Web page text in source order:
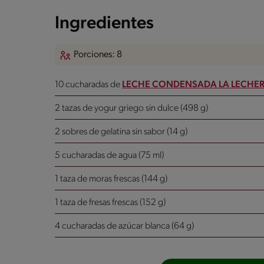
Ingredientes
Porciones: 8
10 cucharadas de LECHE CONDENSADA LA
2 tazas de yogur griego sin dulce (498 g)
2 sobres de gelatina sin sabor (14 g)
5 cucharadas de agua (75 ml)
1 taza de moras frescas (144 g)
1 taza de fresas frescas (152 g)
4 cucharadas de azúcar blanca (64 g)